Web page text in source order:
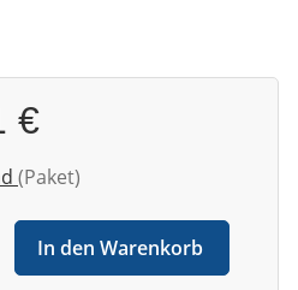
€
(Paket)
In den Warenkorb